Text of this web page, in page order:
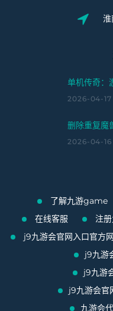
单机传奇：
2026-04-17
删除重复魔
2026-04-16
了解九游game
在线客服
注
j9九游会官网入口官方
j9九游
j9九游
j9九游会官
九游会